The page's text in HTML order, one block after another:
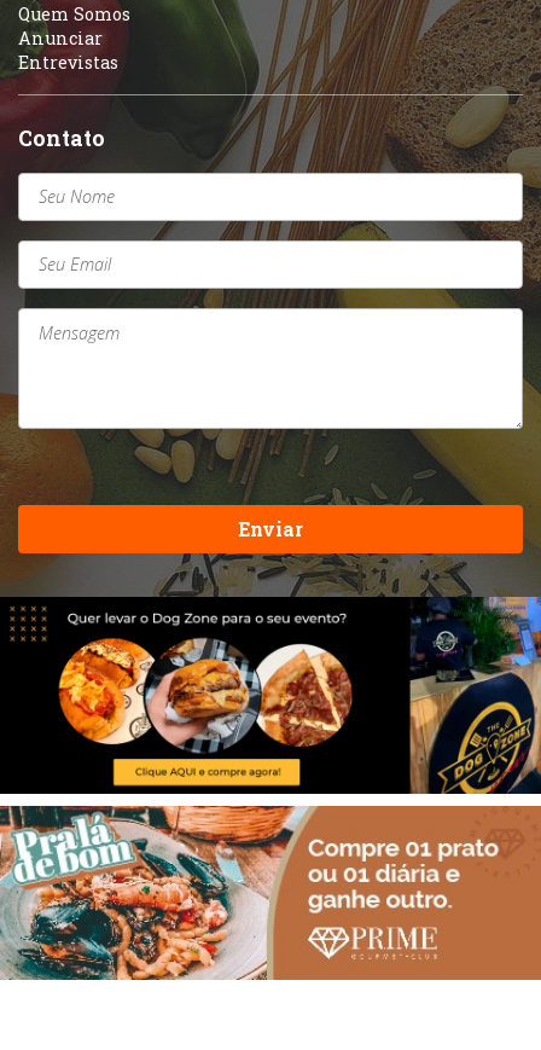
Quem Somos
Anunciar
Entrevistas
Contato
Enviar